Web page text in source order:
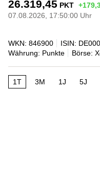
26.319,45 PKT
07.08.2026, 17:50:00 Uhr
WKN: 846900 ISIN:
Währung: Punkte
Börse:
1T 3M 1J 5J